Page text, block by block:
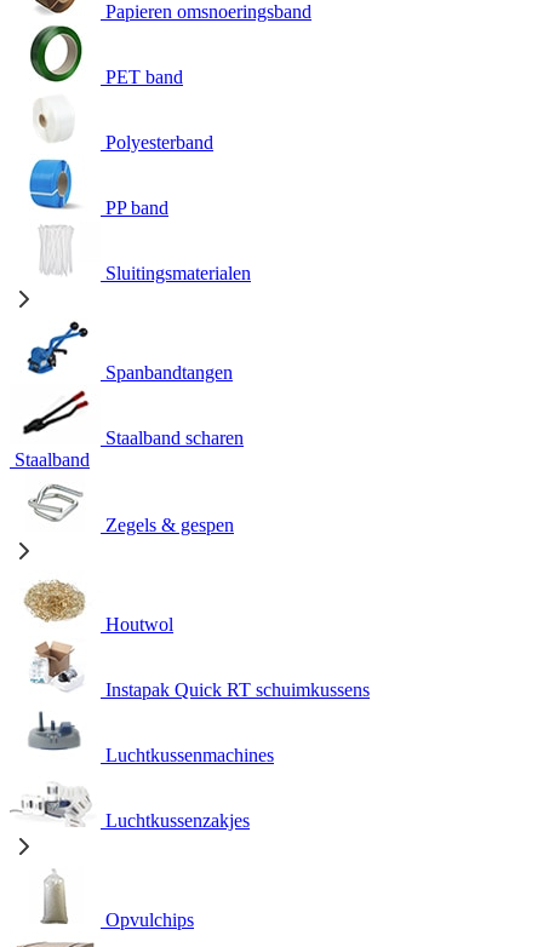
Papieren omsnoeringsband
PET band
Polyesterband
PP band
Sluitingsmaterialen
Spanbandtangen
Staalband scharen
Staalband
Zegels & gespen
Houtwol
Instapak Quick RT schuimkussens
Luchtkussenmachines
Luchtkussenzakjes
Opvulchips